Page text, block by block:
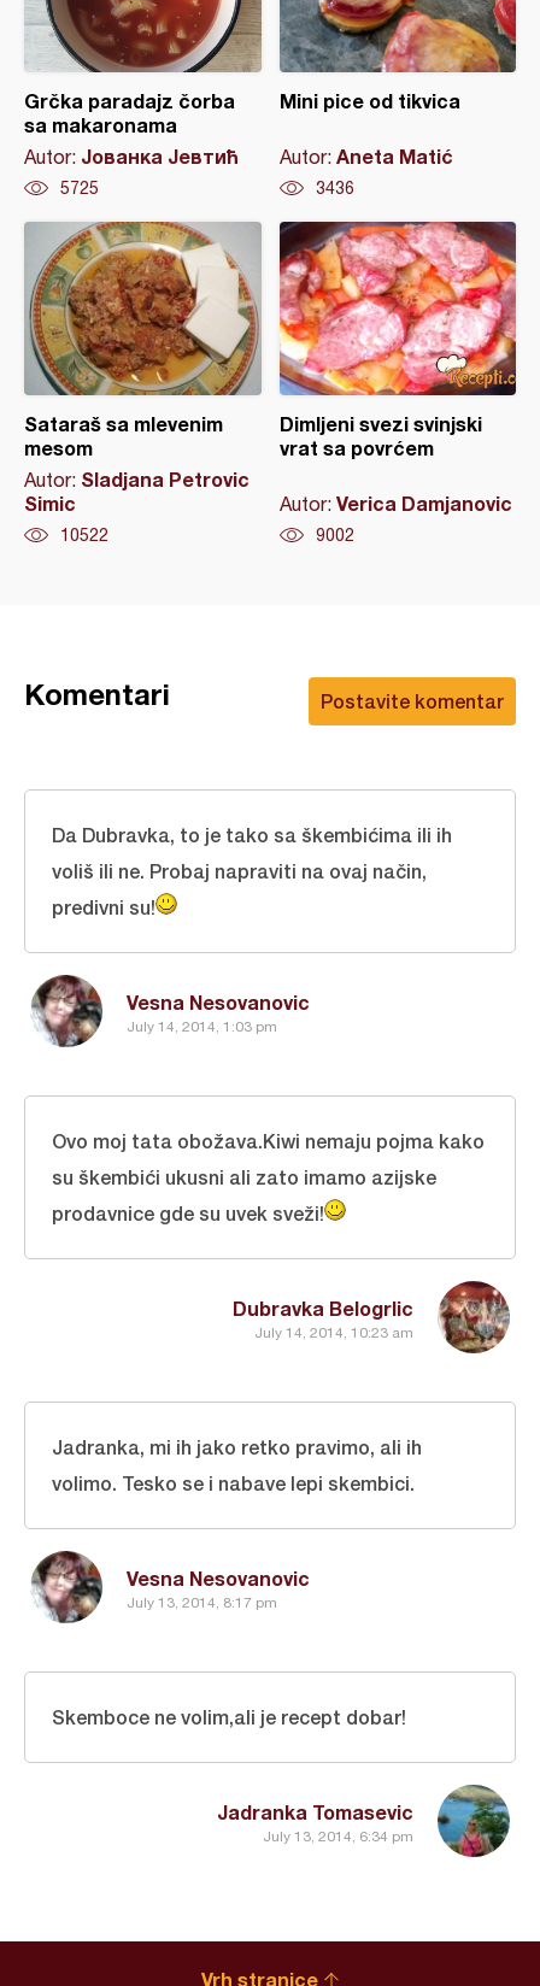
Grčka paradajz čorba
sa makaronama
Autor: Јованка Јевтић
5725
Mini pice od tikvica
Autor: Aneta Matić
3436
Sataraš sa mlevenim
mesom
Autor: Sladjana Petrovic
Simic
10522
Dimljeni svezi svinjski
vrat sa povrćem
Autor: Verica Damjanovic
9002
Postavite komentar
Komentari
Vesna Nesovanovic
July 14, 2014, 1:03 pm
Da Dubravka, to je tako sa škembićima ili ih
voliš ili ne. Probaj napraviti na ovaj način,
predivni su!
Dubravka Belogrlic
July 14, 2014, 10:23 am
Ovo moj tata obožava.Kiwi nemaju pojma kako
su škembići ukusni ali zato imamo azijske
prodavnice gde su uvek sveži!
Vesna Nesovanovic
July 13, 2014, 8:17 pm
Jadranka, mi ih jako retko pravimo, ali ih
volimo. Tesko se i nabave lepi skembici.
Jadranka Tomasevic
July 13, 2014, 6:34 pm
Skemboce ne volim,ali je recept dobar!
Vrh stranice